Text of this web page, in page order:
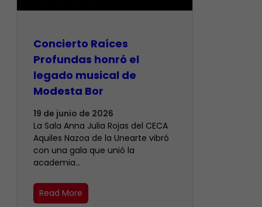
​Concierto Raíces
Profundas honró el
legado musical de
Modesta Bor
19 de junio de 2026
La Sala Anna Julia Rojas del CECA
Aquiles Nazoa de la Unearte vibró
con una gala que unió la
academia…
Read More